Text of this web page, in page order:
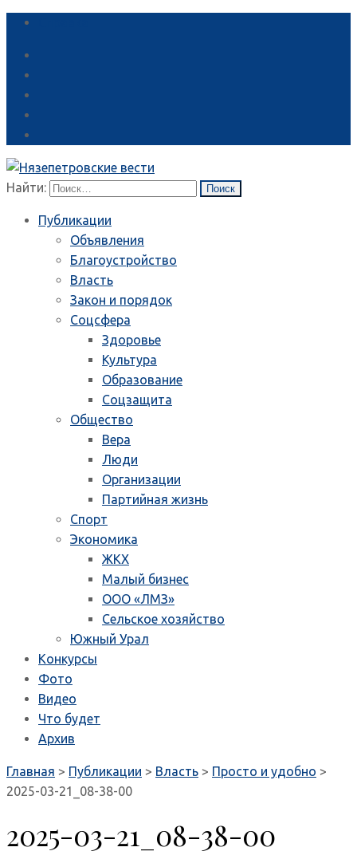
Найти:
Публикации
Объявления
Благоустройство
Власть
Закон и порядок
Соцсфера
Здоровье
Культура
Образование
Соцзащита
Общество
Вера
Люди
Организации
Партийная жизнь
Спорт
Экономика
ЖКХ
Малый бизнес
ООО «ЛМЗ»
Сельское хозяйство
Южный Урал
Конкурсы
Фото
Видео
Что будет
Архив
Главная > Публикации > Власть > Просто и удобно >
2025-03-21_08-38-00
2025-03-21_08-38-00